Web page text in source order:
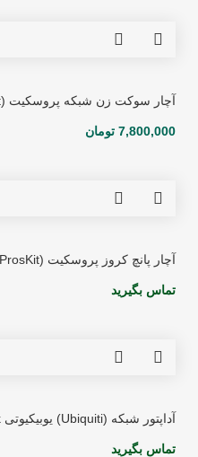
آچار سوکت زن شبکه پروسکیت (ProsKit) CP-376TR
7,800,000 تومان
آچار پانچ کروز پروسکیت (ProsKit) 8PK-3141A
تماس بگیرید
آداپتور شبکه (Ubiquiti) یوبیکیوتی PoE-24-12W-G-WH 5 Pack
تماس بگیرید